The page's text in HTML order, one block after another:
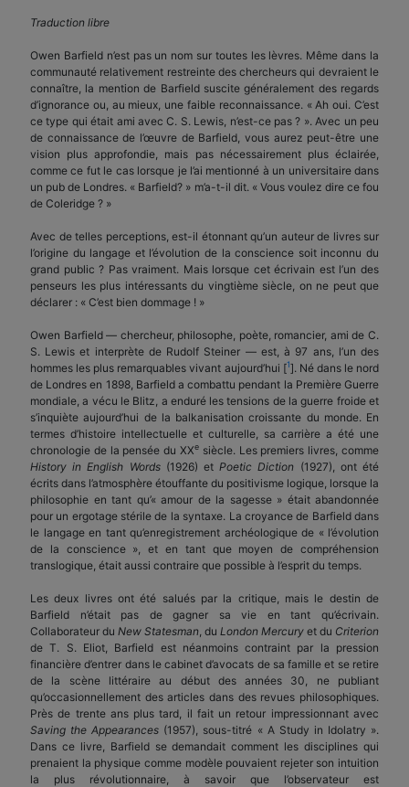
Traduction libre
Owen Barfield n’est pas un nom sur toutes les lèvres. Même dans la
communauté relativement restreinte des chercheurs qui devraient le
connaître, la mention de Barfield suscite généralement des regards
d’ignorance ou, au mieux, une faible reconnaissance. « Ah oui. C’est
ce type qui était ami avec C. S. Lewis, n’est-ce pas ? ». Avec un peu
de connaissance de l’œuvre de Barfield, vous aurez peut-être une
vision plus approfondie, mais pas nécessairement plus éclairée,
comme ce fut le cas lorsque je l’ai mentionné à un universitaire dans
un pub de Londres. « Barfield? » m’a-t-il dit. « Vous voulez dire ce fou
de Coleridge ? »
Avec de telles perceptions, est-il étonnant qu’un auteur de livres sur
l’origine du langage et l’évolution de la conscience soit inconnu du
grand public ? Pas vraiment. Mais lorsque cet écrivain est l’un des
penseurs les plus intéressants du vingtième siècle, on ne peut que
déclarer : « C’est bien dommage ! »
Owen Barfield — chercheur, philosophe, poète, romancier, ami de C.
S. Lewis et interprète de Rudolf Steiner — est, à 97 ans, l’un des
hommes les plus remarquables vivant aujourd’hui [1]. Né dans le nord
de Londres en 1898, Barfield a combattu pendant la Première Guerre
mondiale, a vécu le Blitz, a enduré les tensions de la guerre froide et
s’inquiète aujourd’hui de la balkanisation croissante du monde. En
termes d’histoire intellectuelle et culturelle, sa carrière a été une
chronologie de la pensée du XXe siècle. Les premiers livres, comme
History in English Words(1926) etPoetic Diction (1927), ont été
écrits dans l’atmosphère étouffante du positivisme logique, lorsque la
philosophie en tant qu’« amour de la sagesse » était abandonnée
pour un ergotage stérile de la syntaxe. La croyance de Barfield dans
le langage en tant qu’enregistrement archéologique de « l’évolution
de la conscience », et en tant que moyen de compréhension
translogique, était aussi contraire que possible à l’esprit du temps.
Les deux livres ont été salués par la critique, mais le destin de
Barfield n’était pas de gagner sa vie en tant qu’écrivain.
Collaborateur du New Statesman , du London Mercury et du Criterion
de T. S. Eliot, Barfield est néanmoins contraint par la pression
financière d’entrer dans le cabinet d’avocats de sa famille et se retire
de la scène littéraire au début des années 30, ne publiant
qu’occasionnellement des articles dans des revues philosophiques.
Près de trente ans plus tard, il fait un retour impressionnant avec
Saving the Appearances (1957), sous-titré « A Study in Idolatry ».
Dans ce livre, Barfield se demandait comment les disciplines qui
prenaient la physique comme modèle pouvaient rejeter son intuition
la plus révolutionnaire, à savoir que l’observateur est